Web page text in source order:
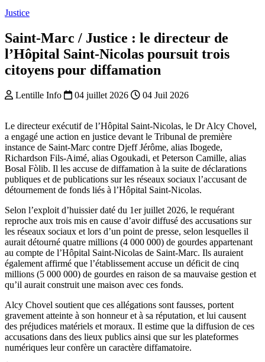
Justice
Saint-Marc / Justice : le directeur de
l’Hôpital Saint-Nicolas poursuit trois
citoyens pour diffamation
Lentille Info 04 juillet 2026 04 Juil 2026
Le directeur exécutif de l’Hôpital Saint-Nicolas, le Dr Alcy Chovel,
a engagé une action en justice devant le Tribunal de première
instance de Saint-Marc contre Djeff Jérôme, alias Ibogede,
Richardson Fils-Aimé, alias Ogoukadi, et Peterson Camille, alias
Bosal Fòlib. Il les accuse de diffamation à la suite de déclarations
publiques et de publications sur les réseaux sociaux l’accusant de
détournement de fonds liés à l’Hôpital Saint-Nicolas.
Selon l’exploit d’huissier daté du 1er juillet 2026, le requérant
reproche aux trois mis en cause d’avoir diffusé des accusations sur
les réseaux sociaux et lors d’un point de presse, selon lesquelles il
aurait détourné quatre millions (4 000 000) de gourdes appartenant
au compte de l’Hôpital Saint-Nicolas de Saint-Marc. Ils auraient
également affirmé que l’établissement accuse un déficit de cinq
millions (5 000 000) de gourdes en raison de sa mauvaise gestion et
qu’il aurait construit une maison avec ces fonds.
Alcy Chovel soutient que ces allégations sont fausses, portent
gravement atteinte à son honneur et à sa réputation, et lui causent
des préjudices matériels et moraux. Il estime que la diffusion de ces
accusations dans des lieux publics ainsi que sur les plateformes
numériques leur confère un caractère diffamatoire.